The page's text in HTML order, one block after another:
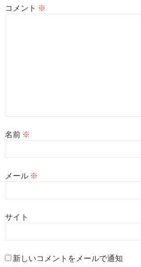
コメント ※
名前 ※
メール ※
サイト
新しいコメントをメールで通知